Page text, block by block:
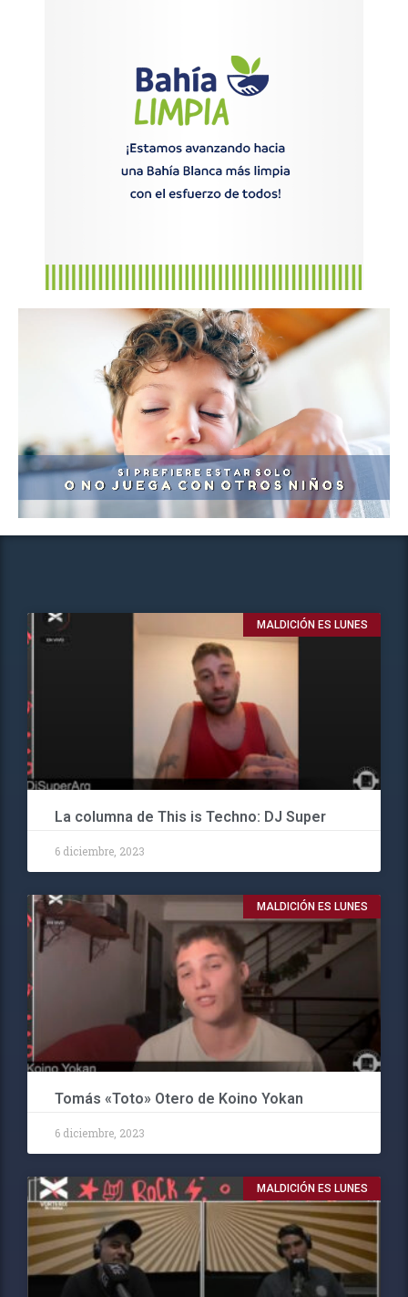
MALDICIÓN ES LUNES
La columna de This is Techno: DJ Super
6 diciembre, 2023
MALDICIÓN ES LUNES
Tomás «Toto» Otero de Koino Yokan
6 diciembre, 2023
MALDICIÓN ES LUNES